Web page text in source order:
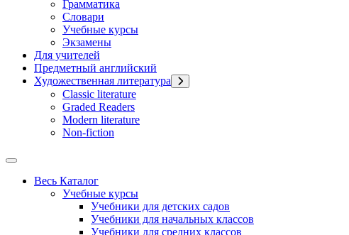
Грамматика
Словари
Учебные курсы
Экзамены
Для учителей
Предметный английский
Художественная литература
Classic literature
Graded Readers
Modern literature
Non-fiction
Весь Каталог
Учебные курсы
Учебники для детских садов
Учебники для начальных классов
Учебники для средних классов